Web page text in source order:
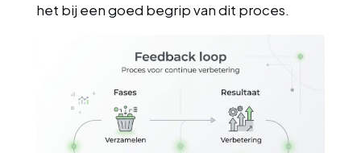
het bij een goed begrip van dit proces.